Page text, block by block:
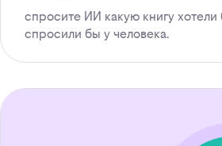
спросите ИИ какую книгу хотели
спросили бы у человека.